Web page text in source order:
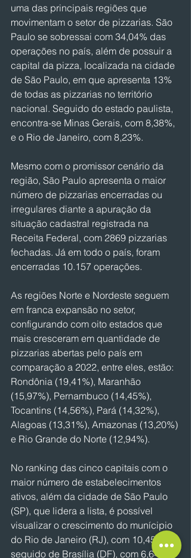
uma das principais regiões que
movimentam o setor de pizzarias. São
Paulo se sobressai com 34,04% das
operações no país, além de possuir a
capital da pizza, localizada na cidade
de São Paulo, em que apresenta 13%
de todas as pizzarias no território
nacional. Seguido do estado paulista,
encontra-se Minas Gerais, com 8,38%,
e o Rio de Janeiro, com 8,23%.
Mesmo com o promissor cenário da
região, São Paulo apresenta o maior
número de pizzarias encerradas ou
irregulares diante a apuração da
situação cadastral registrada na
Receita Federal, com 2869 pizzarias
fechadas. Já em todo o país, foram
encerradas 10.157 operações.
As regiões Norte e Nordeste seguem
em franca expansão no setor,
configurando com oito estados que
mais cresceram em quantidade de
pizzarias abertas pelo país em
comparação a 2022, entre eles, estão:
Rondônia (19,41%), Maranhão
(15,97%), Pernambuco (14,45%),
Tocantins (14,56%), Pará (14,32%),
Alagoas (13,31%), Amazonas (13,20%)
e Rio Grande do Norte (12,94%).
No ranking das cinco capitais com o
maior número de estabelecimentos
ativos, além da cidade de São Paulo
(SP), que lidera a lista, é possível
visualizar o crescimento do munícipio
do Rio de Janeiro (RJ), com 10,45%,
seguido de Brasília (DF), com 6,64%,